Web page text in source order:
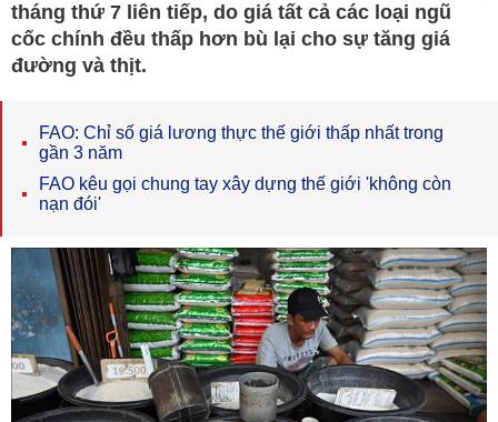
tháng thứ 7 liên tiếp, do giá tất cả các loại ngũ
cốc chính đều thấp hơn bù lại cho sự tăng giá
đường và thịt.
FAO: Chỉ số giá lương thực thế giới thấp nhất trong
gần 3 năm
FAO kêu gọi chung tay xây dựng thế giới 'không còn
nạn đói'